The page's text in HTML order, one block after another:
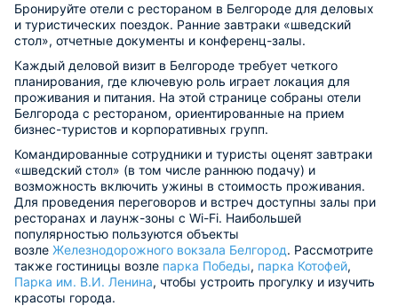
Бронируйте отели с рестораном в Белгороде для деловых
и туристических поездок. Ранние завтраки «шведский
стол», отчетные документы и конференц-залы.
Каждый деловой визит в Белгороде требует четкого
планирования, где ключевую роль играет локация для
проживания и питания. На этой странице собраны отели
Белгорода с рестораном, ориентированные на прием
бизнес-туристов и корпоративных групп.
Командированные сотрудники и туристы оценят завтраки
«шведский стол» (в том числе раннюю подачу) и
возможность включить ужины в стоимость проживания.
Для проведения переговоров и встреч доступны залы при
ресторанах и лаунж-зоны с Wi-Fi. Наибольшей
популярностью пользуются объекты
возле Железнодорожного вокзала Белгород. Рассмотрите
также гостиницы возле парка Победы, парка Котофей,
Парка им. В.И. Ленина, чтобы устроить прогулку и изучить
красоты города.